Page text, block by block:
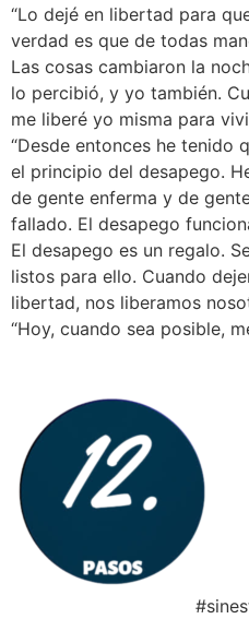
“Lo dejé en libertad para
verdad es que de todas
Las cosas cambiaron la
lo percibió, y yo también.
me liberé yo misma para
“Desde entonces he tenido
el principio del desapego.
de gente enferma y de
fallado. El desapego
El desapego es un regalo.
listos para ello. Cuando
libertad, nos liberamos
“Hoy, cuando sea posible,